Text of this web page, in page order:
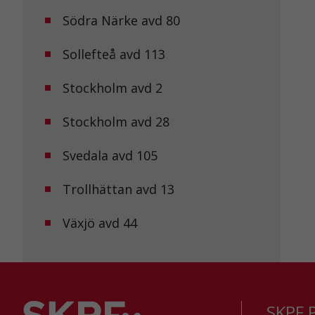
Södra Närke avd 80
Sollefteå avd 113
Stockholm avd 2
Stockholm avd 28
Svedala avd 105
Trollhättan avd 13
Växjö avd 44